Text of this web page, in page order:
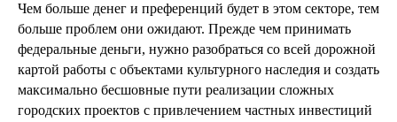
Чем больше денег и преференций будет в этом секторе, тем
больше проблем они ожидают. Прежде чем принимать
федеральные деньги, нужно разобраться со всей дорожной
картой работы с объектами культурного наследия и создать
максимально бесшовные пути реализации сложных
городских проектов с привлечением частных инвестиций